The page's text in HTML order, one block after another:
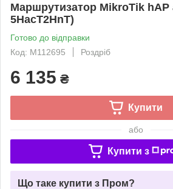
Маршрутизатор MikroTik hAP
5HacT2HnT)
Готово до відправки
Код: M112695
Роздріб
6 135 ₴
Купити
або
Купити з
Що таке купити з Пром?